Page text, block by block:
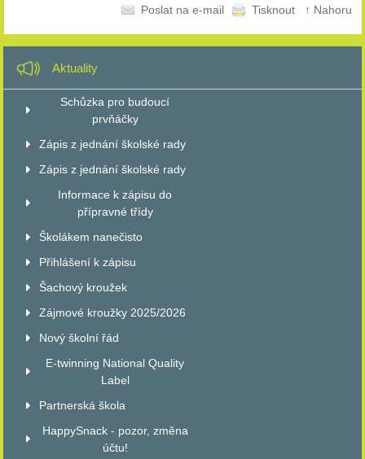
Poslat na e-mail Tisknout ↑ Nahoru
Aktuality
Schůzka pro budoucí
prvňáčky
Zápis z jednání školské rady
Zápis z jednání školské rady
Informace k zápisu do
přípravné třídy
Školákem nanečisto
Přihlášení k zápisu
Šachový kroužek
Zájmové kroužky 2025/2026
Nový školní řád
E-twinning National Quality
Label
Partnerská škola
HappySnack - pozor, změna
účtu!